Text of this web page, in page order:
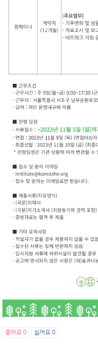
좋아요 0 싫어요 0